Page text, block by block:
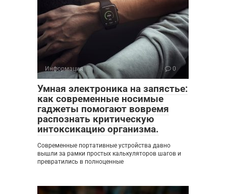
Информация 0
Умная электроника на запястье:
как современные носимые
гаджеты помогают вовремя
распознать критическую
интоксикацию организма.
Современные портативные устройства давно
вышли за рамки простых калькуляторов шагов и
превратились в полноценные